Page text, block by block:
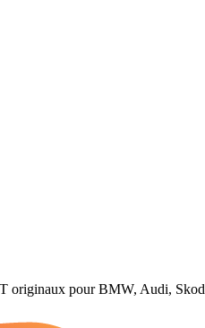
originaux pour BMW, Audi,